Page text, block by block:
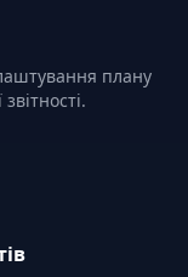
плану